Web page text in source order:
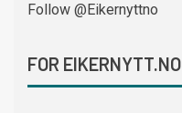
Follow @Eikernyttno
FOR EIKERNYTT.NO